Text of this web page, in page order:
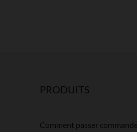
PRODUITS
Comment passer